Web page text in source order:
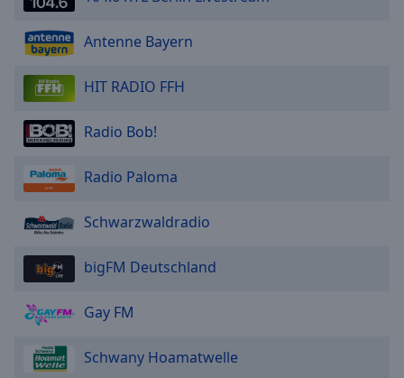
Antenne Bayern
HIT RADIO FFH
Radio Bob!
Radio Paloma
Schwarzwaldradio
bigFM Deutschland
Gay FM
Schwany Hoamatwelle